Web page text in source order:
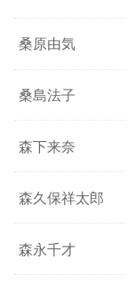
桑原由気
桑島法子
森下来奈
森久保祥太郎
森永千才